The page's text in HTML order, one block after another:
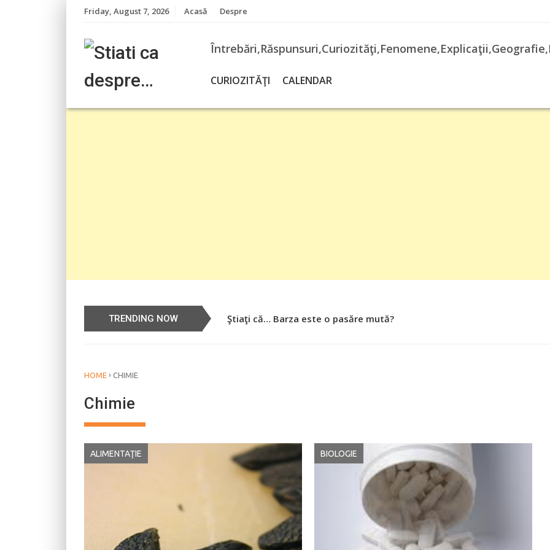
Friday, August 7, 2026 Acasă Despre
CURIOZITĂŢI CALENDAR
TRENDING NOW Ştiaţi că… Barza este o pasăre mută?
Știați că… Roşiile îsi păstrează substanţele benefice organismului
HOME › CHIMIE
Chimie
ALIMENTAŢIE BIOLOGIE